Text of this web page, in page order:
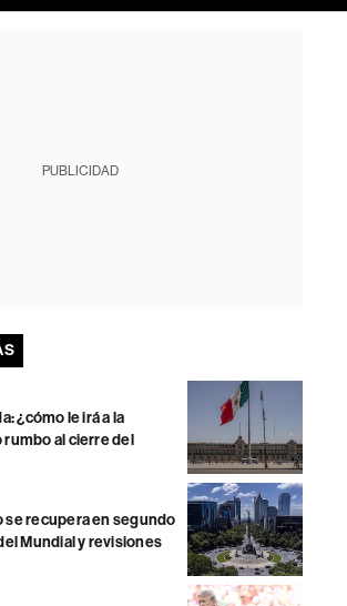
PUBLICIDAD
¿cómo le irá a la
al cierre del
se recupera en segundo
Mundial y revisiones